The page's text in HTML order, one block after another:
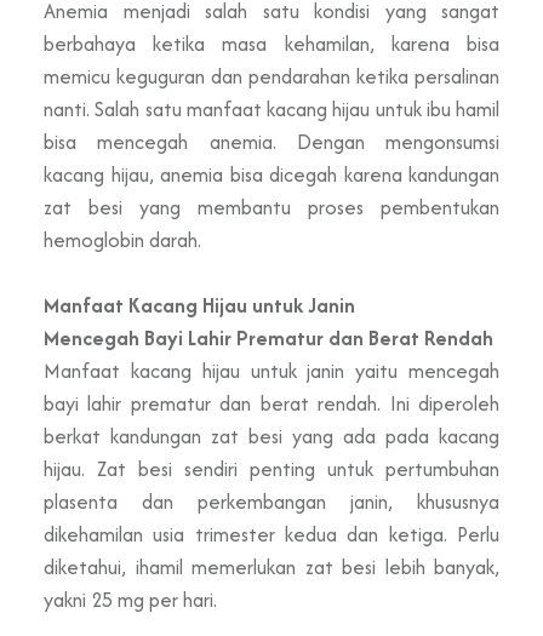
Anemia menjadi salah satu kondisi yang sangat
berbahaya ketika masa kehamilan, karena bisa
memicu keguguran dan pendarahan ketika persalinan
nanti. Salah satu manfaat kacang hijau untuk ibu hamil
bisa mencegah anemia. Dengan mengonsumsi
kacang hijau, anemia bisa dicegah karena kandungan
zat besi yang membantu proses pembentukan
hemoglobin darah.
Manfaat Kacang Hijau untuk Janin
Mencegah Bayi Lahir Prematur dan Berat Rendah
Manfaat kacang hijau untuk janin yaitu mencegah
bayi lahir prematur dan berat rendah. Ini diperoleh
berkat kandungan zat besi yang ada pada kacang
hijau. Zat besi sendiri penting untuk pertumbuhan
plasenta dan perkembangan janin, khususnya
dikehamilan usia trimester kedua dan ketiga. Perlu
diketahui, ihamil memerlukan zat besi lebih banyak,
yakni 25 mg per hari.